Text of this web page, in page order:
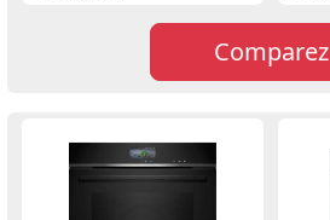
Comparez